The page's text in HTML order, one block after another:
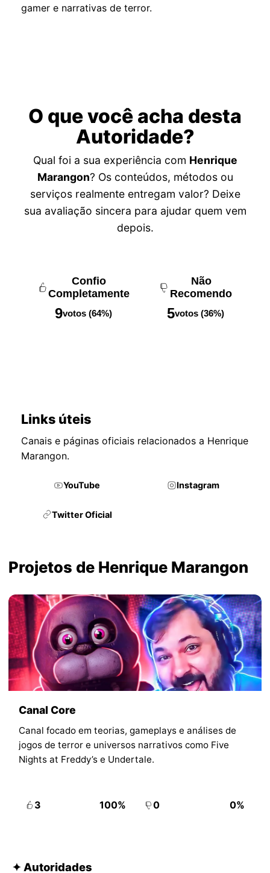
gamer e narrativas de terror.
O que você acha desta
Autoridade?
Qual foi a sua experiência com Henrique
Marangon? Os conteúdos, métodos ou
serviços realmente entregam valor? Deixe
sua avaliação sincera para ajudar quem vem
depois.
Confio
Completamente
9votos (64%)
Não
Recomendo
5votos (36%)
Links úteis
Canais e páginas oficiais relacionados a Henrique
Marangon.
YouTube Instagram
Twitter Oficial
Projetos de Henrique Marangon
Canal Core
Canal focado em teorias, gameplays e análises de
jogos de terror e universos narrativos como Five
Nights at Freddy’s e Undertale.
3 100% 0 0%
✦ Autoridades